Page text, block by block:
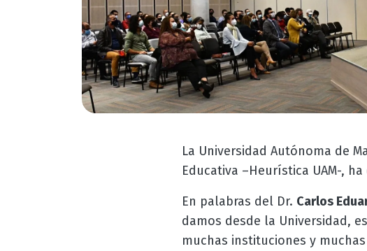
La Universidad Autónoma de
Educativa –Heurística UAM-,
En palabras del Dr. Carlos
damos desde la Universidad,
muchas instituciones y